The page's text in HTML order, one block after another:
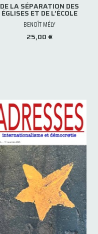
DE LA SÉPARATION DES
ÉGLISES ET DE L’ÉCOLE
BENOÎT MÉLY
25,00 €